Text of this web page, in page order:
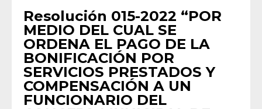
Resolución 015-2022 “POR
MEDIO DEL CUAL SE
ORDENA EL PAGO DE LA
BONIFICACIÓN POR
SERVICIOS PRESTADOS Y
COMPENSACIÓN A UN
FUNCIONARIO DEL